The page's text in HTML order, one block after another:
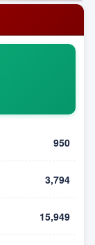
950
3,794
15,949